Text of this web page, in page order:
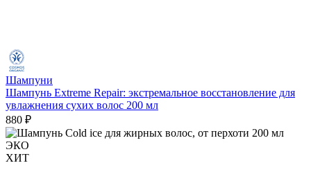
Шампуни
Шампунь Extreme Repair: экстремальное восстановление для
увлажнения сухих волос 200 мл
880 ₽
ЭКО
ХИТ